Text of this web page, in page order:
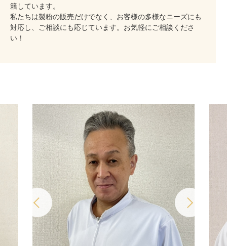
籍しています。
私たちは製粉の販売だけでなく、お客様の多様なニーズにも
対応し、ご相談にも応じています。お気軽にご相談くださ
い！